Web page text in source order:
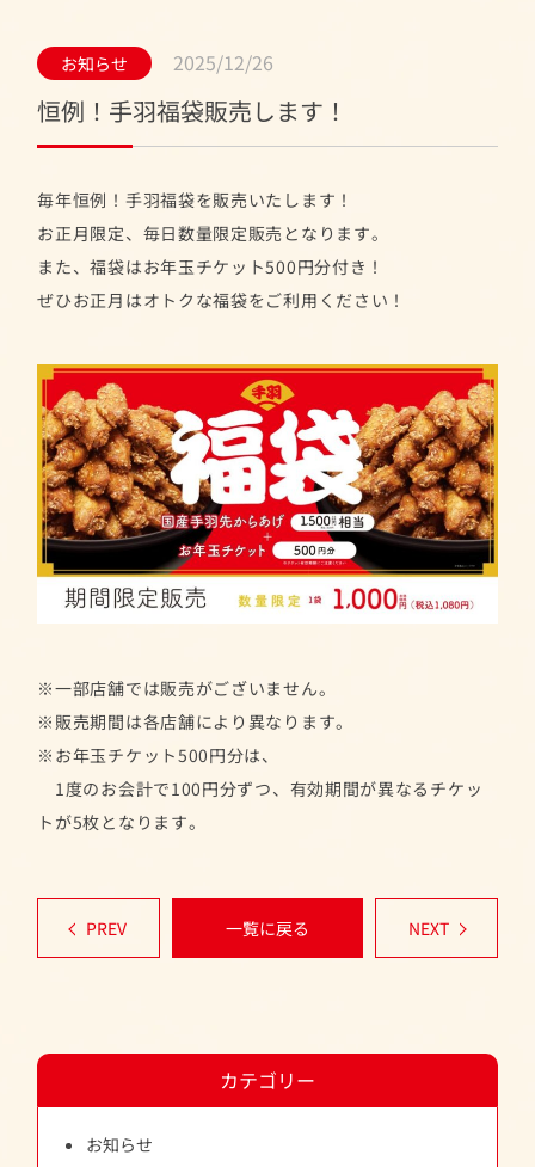
お知らせ 2025/12/26
恒例！手羽福袋販売します！
毎年恒例！手羽福袋を販売いたします！
お正月限定、毎日数量限定販売となります。
また、福袋はお年玉チケット500円分付き！
ぜひお正月はオトクな福袋をご利用ください！
※一部店舗では販売がございません。
※販売期間は各店舗により異なります。
※お年玉チケット500円分は、
1度のお会計で100円分ずつ、有効期間が異なるチケッ
トが5枚となります。
PREV 一覧に戻る NEXT
カテゴリー
お知らせ